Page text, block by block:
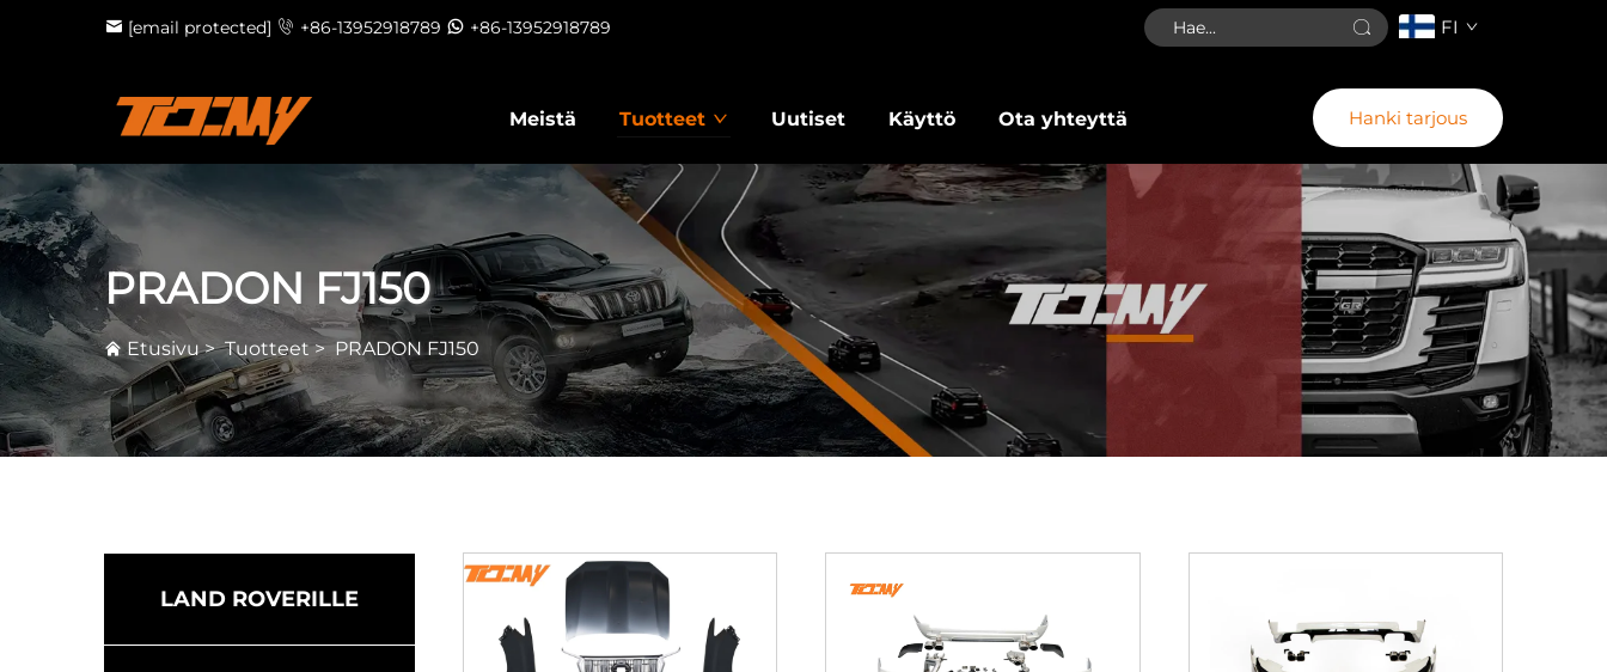
[email protected] +86-13952918789 +86-13952918789 FI
Meistä Tuotteet Uutiset Käyttö Ota yhteyttä Hanki tarjous
PRADON FJ150
Etusivu>Tuotteet>PRADON FJ150
LAND ROVERILLE